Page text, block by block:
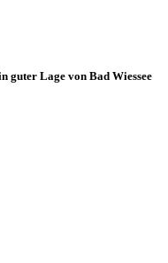
guter Lage von Bad Wiessee